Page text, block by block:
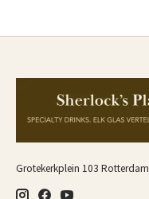
Grotekerkplein 103 Rotterdam